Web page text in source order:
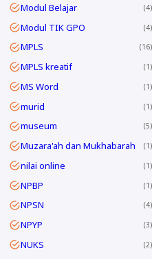
Modul Belajar 4
Modul TIK GPO 4
MPLS 16
MPLS kreatif 1
MS Word 1
murid 1
museum 5
Muzara'ah dan Mukhabarah 1
nilai online 1
NPBP 1
NPSN 4
NPYP 3
NUKS 2